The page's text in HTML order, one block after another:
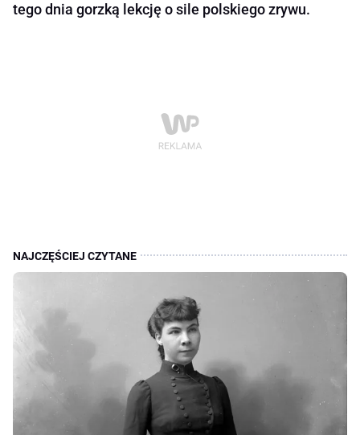
tego dnia gorzką lekcję o sile polskiego zrywu.